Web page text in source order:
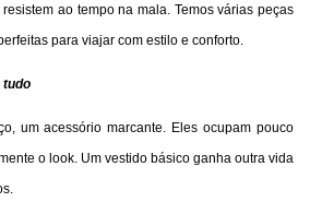
ao tempo na mala. Temos várias peças
para viajar com estilo e conforto.
tudo
um acessório marcante. Eles ocupam pouco
o look. Um vestido básico ganha outra vida